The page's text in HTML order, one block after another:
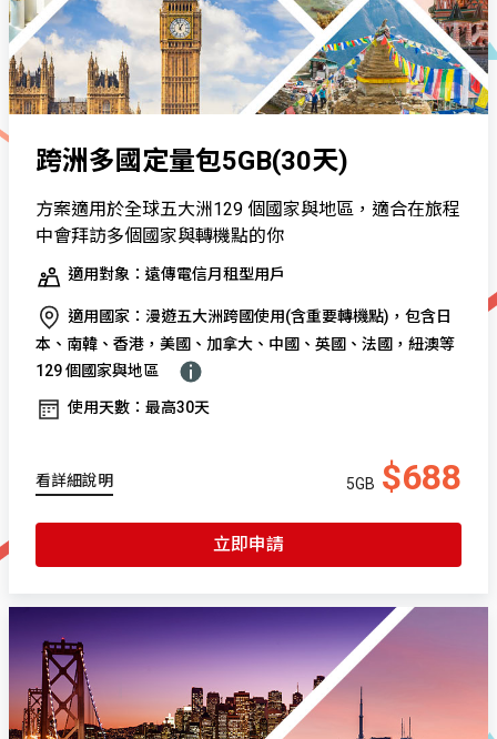
跨洲多國定量包5GB(30天)
方案適用於全球五大洲129 個國家與地區，適合在旅程
中會拜訪多個國家與轉機點的你
適用對象：遠傳電信月租型用戶
適用國家：漫遊五大洲跨國使用(含重要轉機點)，包含日
本、南韓、香港，美國、加拿大、中國、英國、法國，紐澳等
129 個國家與地區
使用天數：最高30天
看詳細說明 5GB $688
立即申請